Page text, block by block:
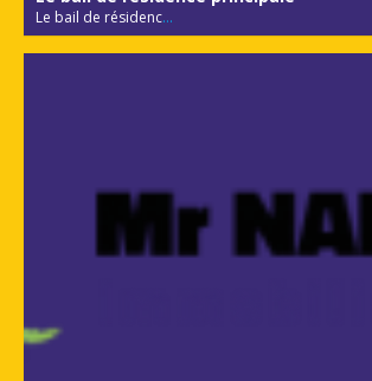
Le bail de résidenc...